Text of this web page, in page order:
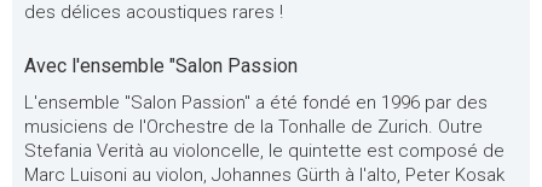
des délices acoustiques rares !
Avec l'ensemble "Salon Passion
L'ensemble "Salon Passion" a été fondé en 1996 par des
musiciens de l'Orchestre de la Tonhalle de Zurich. Outre
Stefania Verità au violoncelle, le quintette est composé de
Marc Luisoni au violon, Johannes Gürth à l'alto, Peter Kosak